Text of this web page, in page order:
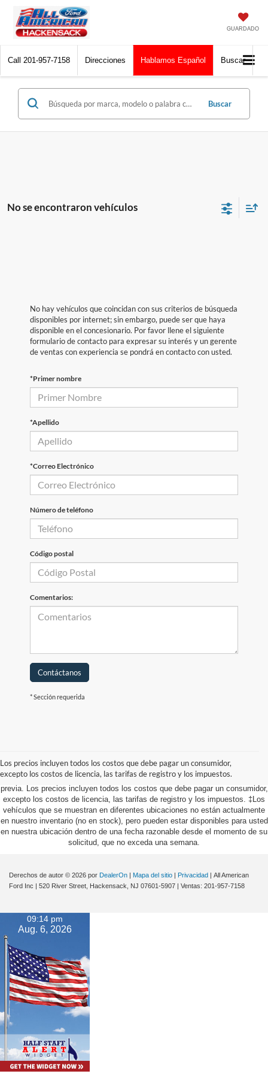
GUARDADO
Call 201-957-7158 Direcciones Hablamos Español Buscar
Buscar
No se encontraron vehículos
No hay vehículos que coincidan con sus criterios de búsqueda
disponibles por internet; sin embargo, puede ser que haya
disponible en el concesionario. Por favor llene el siguiente
formulario de contacto para expresar su interés y un gerente
de ventas con experiencia se pondrá en contacto con usted.
*Primer nombre
*Apellido
*Correo Electrónico
Número de teléfono
Código postal
Comentarios:
Contáctanos
* Sección requerida
Los precios incluyen todos los costos que debe pagar un consumidor,
excepto los costos de licencia, las tarifas de registro y los impuestos.
aparecen en él, se presentan al usuario "tal cual" sin garantía de ningún tipo,
ya sea expresa o implícita. Todos los vehículos están sujetos a venta
previa. Los precios incluyen todos los costos que debe pagar un consumidor,
excepto los costos de licencia, las tarifas de registro y los impuestos. ‡Los
vehículos que se muestran en diferentes ubicaciones no están actualmente
en nuestro inventario (no en stock), pero pueden estar disponibles para usted
en nuestra ubicación dentro de una fecha razonable desde el momento de su
solicitud, que no exceda una semana.
Derechos de autor © 2026 por DealerOn | Mapa del sitio | Privacidad | All American
Ford Inc | 520 River Street, Hackensack, NJ 07601-5907 | Ventas: 201-957-7158
09:14 pm
Aug. 6, 2026